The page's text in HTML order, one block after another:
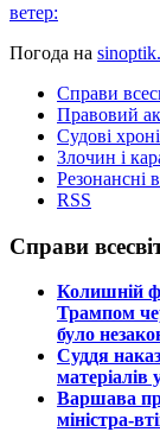
ветер:
Погода на
Справи
Правовий
Судові
Злочин і
Резонансні
RSS
Справи
​Колишній
Трампом
було
​Суддя
матеріалів
​Варшава
міністра-